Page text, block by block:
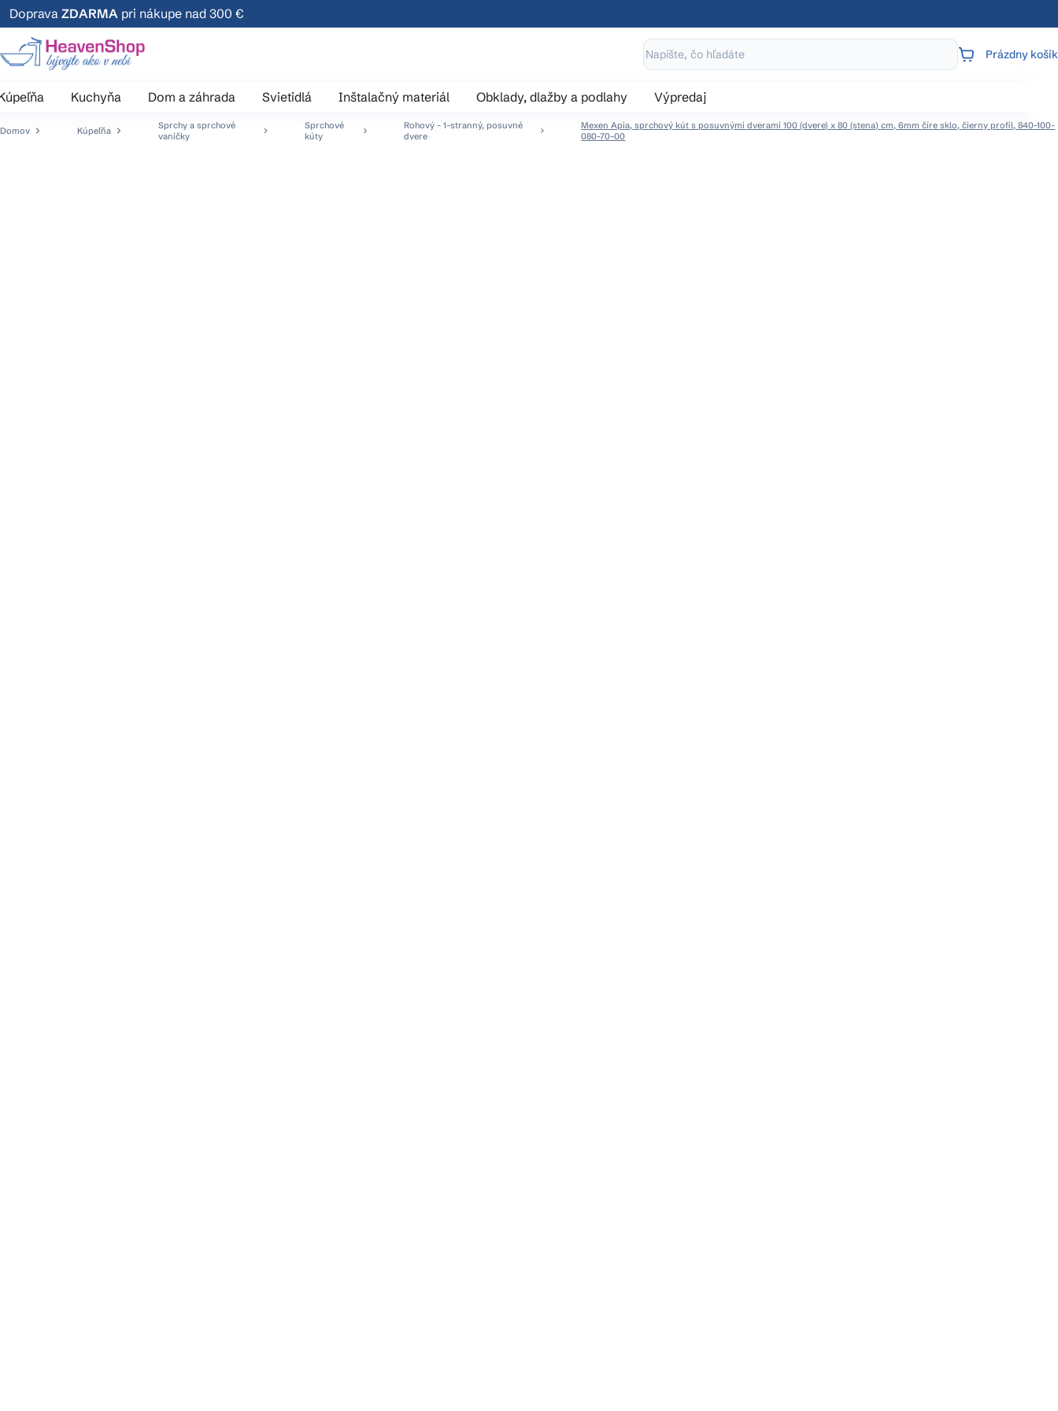
Prejsť
na
obsah
Doprava ZDARMA pri nákupe nad 300 €
NÁKUPNÝ
Prázdny košík
Kuchyňa Dom a záhrada Svietidlá Inštalačný materiál Obklady, dlažby a podlahy Výpredaj
Domov Kúpeľňa
Sprchy a sprchové
vaničky
Sprchové
kúty
Rohový - 1-stranný, posuvné
dvere
Mexen Apia, sprchový kút s posuvnými dverami 100 (dvere) x 80 (stena) cm, 6mm číre sklo, čierny profil, 840-100-
080-70-00